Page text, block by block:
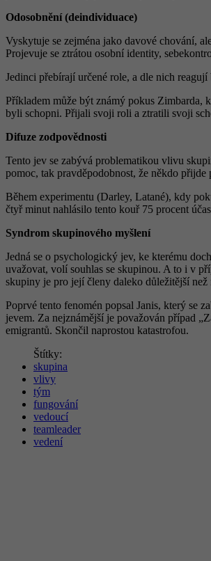
Odosobnění (deindividuace)
Vyskytuje se zejména jako davové chování,
Projevuje se ztrátou osobní identity,
Jedinci přebírají určené role, a dle nich
Příkladem může být známý pokus Zimbarda,
byli schopni. Přijali svoji roli a ztratili svoji
Difuze zodpovědnosti
Tento jev se zabývá problematikou vlivu
pomoc, tak pravděpodobnost, že někdo
Během experimentu (Darley, Latané), kdy
čtyř minut nahlásilo tento kouř 75 procent
Syndrom skupinového myšlení
Jedná se o psychologický jev, ke kterému
uvažovat, volí souhlas se skupinou. A to i v
skupiny je pro její členy daleko důležitější
Poprvé tento fenomén popsal Janis, který se
jevem. Za nejznámější je považován případ
emigrantů. Skončil naprostou katastrofou.
Štítky:
skupina
vlivy
tým
fungování
vedoucí
teamleader
vedení